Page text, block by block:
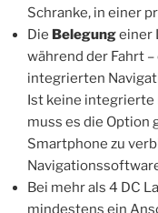
Schranke, in einer
Die Belegungeiner
während der Fahrt
integrierten
Ist keine integrierte
muss es die Option
Smartphone zu
Bei mehr als 4 DC
mindestens ein